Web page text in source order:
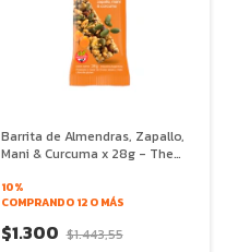
Barrita de Almendras, Zapallo,
Mani & Curcuma x 28g - The
10%
COMPRANDO 12 O MÁS
$1.300 $1.443,55